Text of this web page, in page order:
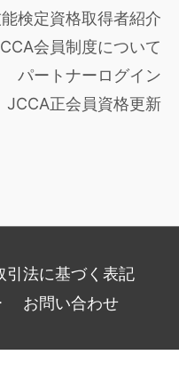
検定資格取得者紹介
会員制度について
パートナーログイン
JCCA正会員資格更新
引法に基づく表記
お問い合わせ